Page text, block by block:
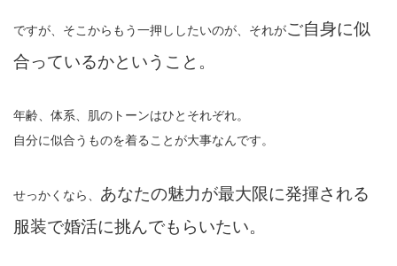
ですが、そこからもう一押ししたいのが、それがご自身に似
合っているかということ。
年齢、体系、肌のトーンはひとそれぞれ。
自分に似合うものを着ることが大事なんです。
せっかくなら、 あなたの魅力が最大限に発揮される
服装で婚活に挑んでもらいたい。